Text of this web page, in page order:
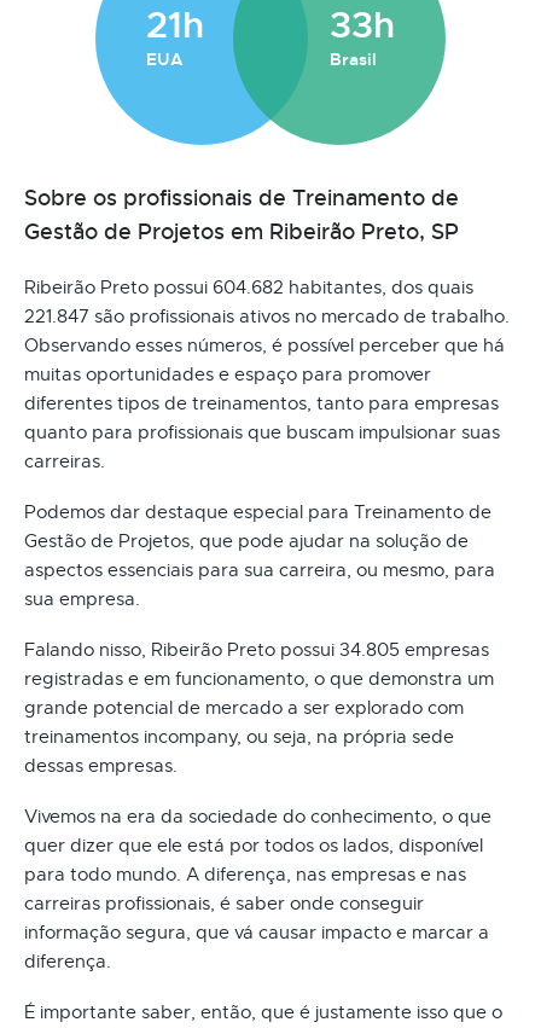
21h
EUA
33h
Brasil
Sobre os profissionais de Treinamento de
Gestão de Projetos em Ribeirão Preto, SP
Ribeirão Preto possui 604.682 habitantes, dos quais
221.847 são profissionais ativos no mercado de trabalho.
Observando esses números, é possível perceber que há
muitas oportunidades e espaço para promover
diferentes tipos de treinamentos, tanto para empresas
quanto para profissionais que buscam impulsionar suas
carreiras.
Podemos dar destaque especial para Treinamento de
Gestão de Projetos, que pode ajudar na solução de
aspectos essenciais para sua carreira, ou mesmo, para
sua empresa.
Falando nisso, Ribeirão Preto possui 34.805 empresas
registradas e em funcionamento, o que demonstra um
grande potencial de mercado a ser explorado com
treinamentos incompany, ou seja, na própria sede
dessas empresas.
Vivemos na era da sociedade do conhecimento, o que
quer dizer que ele está por todos os lados, disponível
para todo mundo. A diferença, nas empresas e nas
carreiras profissionais, é saber onde conseguir
informação segura, que vá causar impacto e marcar a
diferença.
É importante saber, então, que é justamente isso que o